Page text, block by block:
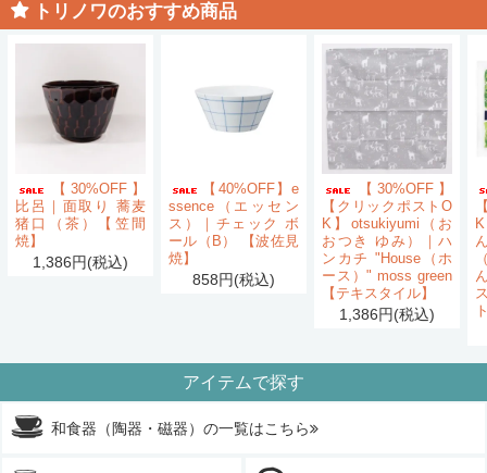
トリノワのおすすめ商品
【30%OFF】
比呂｜面取り 蕎麦
猪口（茶）【笠間
焼】
1,386円(税込)
【40%OFF】e
ssence（エッセン
ス）｜チェック ボ
ール（B） 【波佐見
焼】
858円(税込)
【30%OFF】
【クリックポストO
K】otsukiyumi（お
おつき ゆみ）｜ハ
ンカチ "House（ホ
ース）" moss green
【テキスタイル】
1,386円(税込)
アイテムで探す
和食器（陶器・磁器）の一覧はこちら